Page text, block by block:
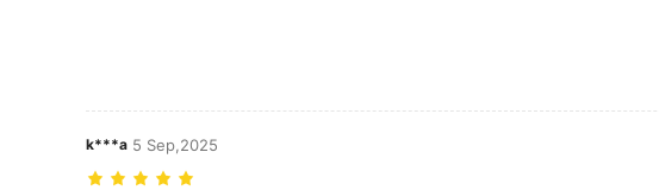
k***a 5 Sep,2025